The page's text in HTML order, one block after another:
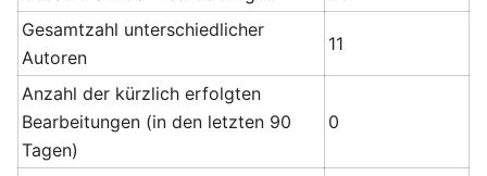
Gesamtzahl unterschiedlicher
Autoren
11
Anzahl der kürzlich erfolgten
Bearbeitungen (in den letzten 90
Tagen)
0